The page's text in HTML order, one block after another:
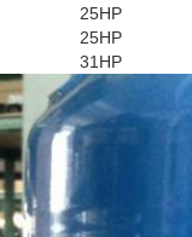
25HP
25HP
31HP